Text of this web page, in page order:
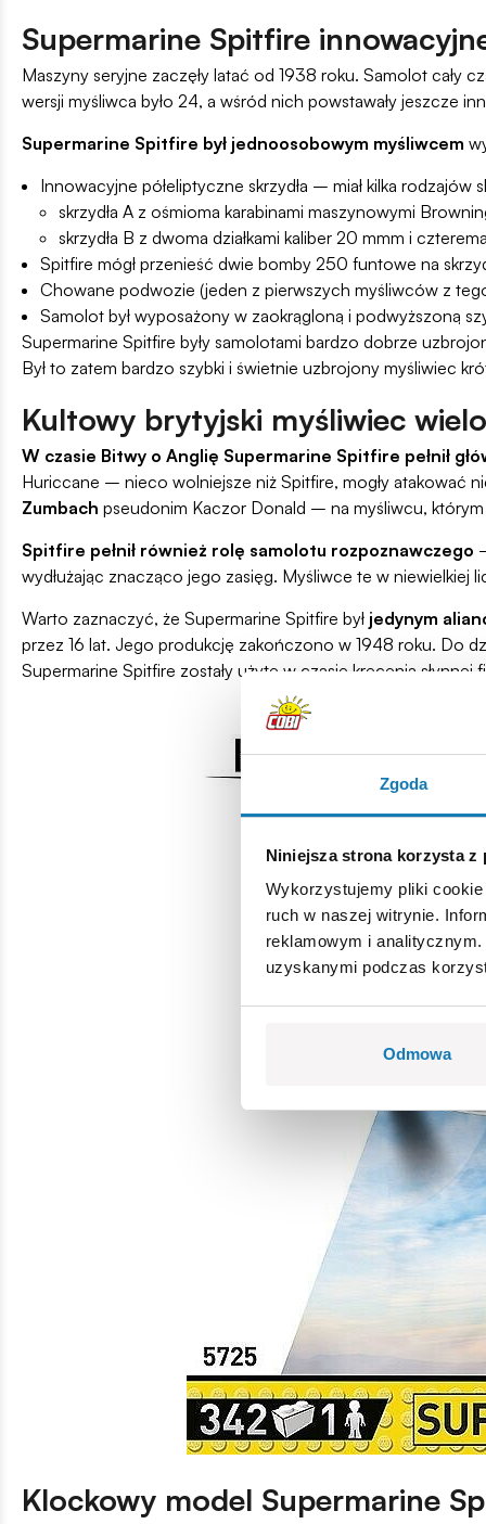
Zgoda
Niniejsza strona korzysta z
Wykorzystujemy pliki
ruch w naszej witrynie.
reklamowym i
uzyskanymi podczas
Odmowa
Supermarine Spitfire
Maszyny seryjne zaczęły latać od 1938 roku. Samolot cały
wersji myśliwca było 24, a wśród nich powstawały jeszcze
Supermarine Spitfire był jednoosobowym myśliwcem
Innowacyjne półeliptyczne skrzydła – miał kilka rodzajów
skrzydła A z ośmioma karabinami maszynowymi
skrzydła B z dwoma działkami kaliber 20 mmm i
Spitfire mógł przenieść dwie bomby 250 funtowe na
Chowane podwozie (jeden z pierwszych myśliwców z
Samolot był wyposażony w zaokrągloną i podwyższoną
Supermarine Spitfire były samolotami bardzo dobrze
Był to zatem bardzo szybki i świetnie uzbrojony myśliwiec
Kultowy brytyjski myśliwiec
W czasie Bitwy o Anglię Supermarine Spitfire pełnił
Huriccane – nieco wolniejsze niż Spitfire, mogły atakować
Zumbach pseudonim Kaczor Donald – na myśliwcu, którym
Spitfire pełnił również rolę samolotu rozpoznawczego
wydłużając znacząco jego zasięg. Myśliwce te w niewielkiej
Warto zaznaczyć, że Supermarine Spitfire był jedynym
przez 16 lat. Jego produkcję zakończono w 1948 roku. Do
Supermarine Spitfire zostały użyte w czasie kręcenia
Klockowy model Supermarine